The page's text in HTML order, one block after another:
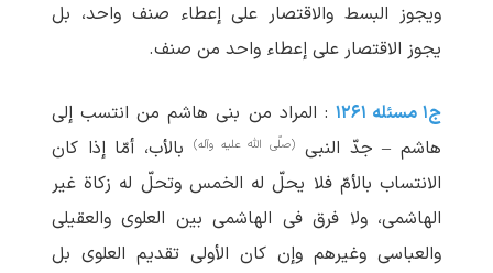
ویجوز البسط والاقتصار علی إعطاء صنف واحد، بل
یجوز الاقتصار علی إعطاء واحد من صنف.
ج۱ مسئله ۱۲۶۱
: المراد من بنی هاشم من انتسب إلی
هاشم – جدّ النبی (صلّی الله علیه وآله) بالأب، أمّا إذا کان
الانتساب بالأمّ فلا یحلّ له الخمس وتحلّ له زکاة غیر
الهاشمی، ولا فرق فی الهاشمی بین العلوی والعقیلی
والعباسی وغیرهم وإن کان الأولی تقدیم العلوی بل